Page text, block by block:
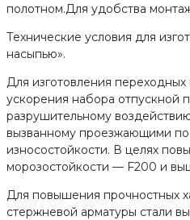
полотном.Для удобства
Технические условия для
насыпью».
Для изготовления
ускорения набора отпускной
разрушительному
вызванному проезжающими по
износостойкости. В целях
морозостойкости — F200 и
Для повышения прочностных
стержневой арматуры стали